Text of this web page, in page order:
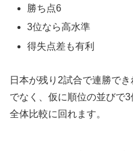
勝ち点6
3位なら高水準
得失点差も有利
日本が残り2試合で連勝で
でなく、仮に順位の並びで
全体比較に回れます。